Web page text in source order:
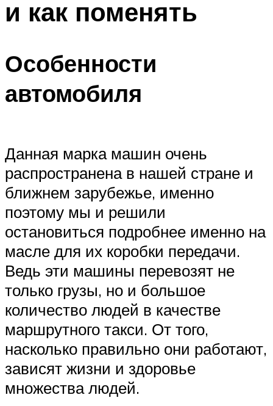
и как поменять
Особенности
автомобиля
Данная марка машин очень
распространена в нашей стране и
ближнем зарубежье, именно
поэтому мы и решили
остановиться подробнее именно на
масле для их коробки передачи.
Ведь эти машины перевозят не
только грузы, но и большое
количество людей в качестве
маршрутного такси. От того,
насколько правильно они работают,
зависят жизни и здоровье
множества людей.